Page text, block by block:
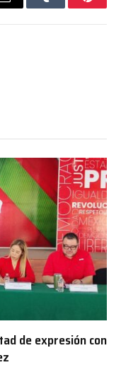
Email Tumblr
de expresión con